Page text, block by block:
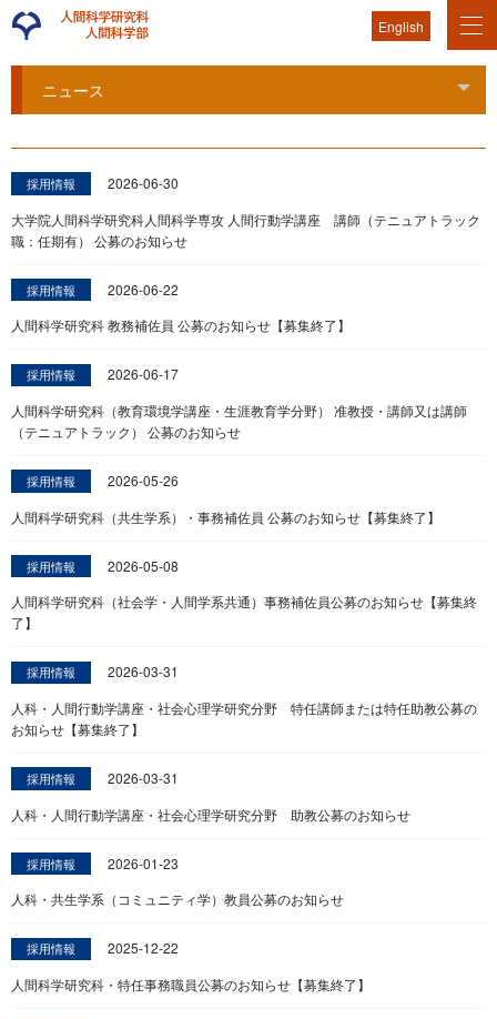
English
ニュース
採用情報
2026-06-30
大学院人間科学研究科人間科学専攻 人間行動学講座 講師（テニュアトラック
職：任期有） 公募のお知らせ
採用情報
2026-06-22
人間科学研究科 教務補佐員 公募のお知らせ【募集終了】
採用情報
2026-06-17
人間科学研究科（教育環境学講座・生涯教育学分野） 准教授・講師又は講師
（テニュアトラック） 公募のお知らせ
採用情報
2026-05-26
人間科学研究科（共生学系）・事務補佐員 公募のお知らせ【募集終了】
採用情報
2026-05-08
人間科学研究科（社会学・人間学系共通）事務補佐員公募のお知らせ【募集終
了】
採用情報
2026-03-31
人科・人間行動学講座・社会心理学研究分野 特任講師または特任助教公募の
お知らせ【募集終了】
採用情報
2026-03-31
人科・人間行動学講座・社会心理学研究分野 助教公募のお知らせ
採用情報
2026-01-23
人科・共生学系（コミュニティ学）教員公募のお知らせ
採用情報
2025-12-22
人間科学研究科・特任事務職員公募のお知らせ【募集終了】